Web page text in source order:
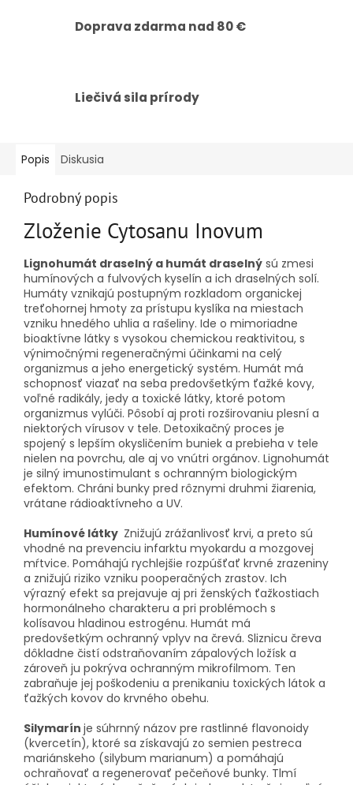
Doprava zdarma nad 80 €
Liečivá sila prírody
Popis Diskusia
Podrobný popis
Zloženie Cytosanu Inovum
Lignohumát draselný a humát draselný sú zmesi
humínových a fulvových kyselín a ich draselných solí.
Humáty vznikajú postupným rozkladom organickej
treťohornej hmoty za prístupu kyslíka na miestach
vzniku hnedého uhlia a rašeliny. Ide o mimoriadne
bioaktívne látky s vysokou chemickou reaktivitou, s
výnimočnými regeneračnými účinkami na celý
organizmus a jeho energetický systém. Humát má
schopnosť viazať na seba predovšetkým ťažké kovy,
voľné radikály, jedy a toxické látky, ktoré potom
organizmus vylúči. Pôsobí aj proti rozširovaniu plesní a
niektorých vírusov v tele. Detoxikačný proces je
spojený s lepším okysličením buniek a prebieha v tele
nielen na povrchu, ale aj vo vnútri orgánov. Lignohumát
je silný imunostimulant s ochranným biologickým
efektom. Chráni bunky pred rôznymi druhmi žiarenia,
vrátane rádioaktívneho a UV.
Humínové látky Znižujú zrážanlivosť krvi, a preto sú
vhodné na prevenciu infarktu myokardu a mozgovej
mŕtvice. Pomáhajú rychlejšie rozpúšťať krvné zrazeniny
a znižujú riziko vzniku pooperačných zrastov. Ich
výrazný efekt sa prejavuje aj pri ženských ťažkostiach
hormonálneho charakteru a pri problémoch s
kolísavou hladinou estrogénu. Humát má
predovšetkým ochranný vplyv na črevá. Sliznicu čreva
dôkladne čistí odstraňovaním zápalových ložísk a
zároveň ju pokrýva ochranným mikrofilmom. Ten
zabraňuje jej poškodeniu a prenikaniu toxických látok a
ťažkých kovov do krvného obehu.
Silymarín je súhrnný názov pre rastlinné flavonoidy
(kvercetín), ktoré sa získavajú zo semien pestreca
mariánskeho (silybum marianum) a pomáhajú
ochraňovať a regenerovať pečeňové bunky. Tlmí